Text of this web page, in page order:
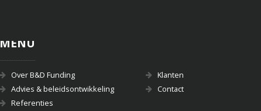
MENU
Over B&D Funding
Advies & beleidsontwikkeling
Referenties
Klanten
Contact